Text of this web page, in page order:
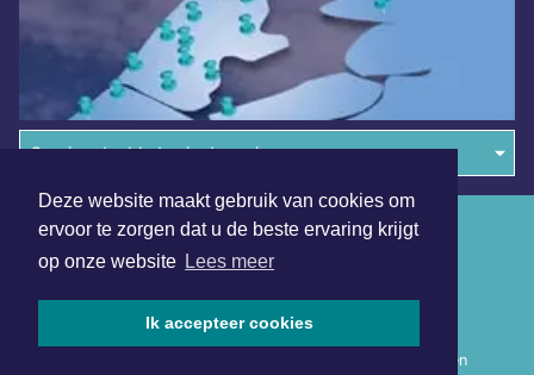
Deze website maakt gebruik van cookies om
ervoor te zorgen dat u de beste ervaring krijgt
op onze website Lees meer
Ik accepteer cookies
Overige dagbladen in de regio
Copyright (c) 2026 | Nieuwsuitwestfriesland.nl - Alle rechten
Algemene voorwaarden
Disclaimer